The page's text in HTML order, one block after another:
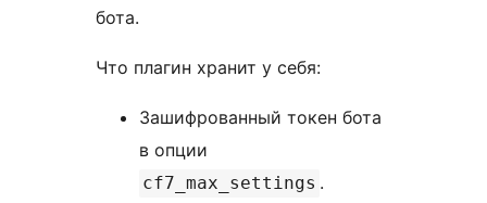
бота.
Что плагин хранит у себя:
Зашифрованный токен бота
в опции
cf7_max_settings .